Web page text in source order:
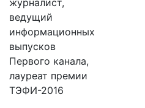
журналист,
ведущий
информационных
выпусков
Первого канала,
лауреат премии
ТЭФИ-2016